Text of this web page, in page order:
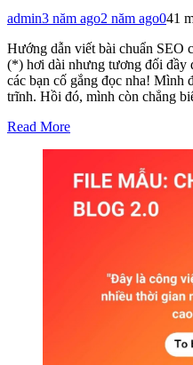
admin3 năm ago2 năm ago041
Hướng dẫn viết bài chuẩn
(*) hơi dài nhưng tương đối đầy
các bạn cố gắng đọc nha! Mình
trĩnh. Hồi đó, mình còn chẳng
Read More